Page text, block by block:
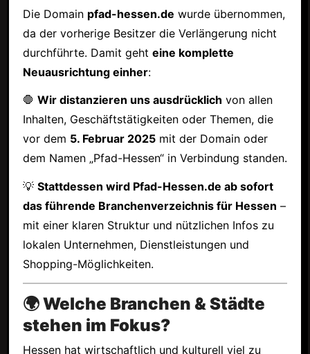
Die Domain pfad-hessen.de wurde übernommen,
da der vorherige Besitzer die Verlängerung nicht
durchführte. Damit geht eine komplette
Neuausrichtung einher:
🛑 Wir distanzieren uns ausdrücklich von allen
Inhalten, Geschäftstätigkeiten oder Themen, die
vor dem 5. Februar 2025mit der Domain oder
dem Namen „Pfad-Hessen“ in Verbindung standen.
💡 Stattdessen wird Pfad-Hessen.de ab sofort
das führende Branchenverzeichnis für Hessen –
mit einer klaren Struktur und nützlichen Infos zu
lokalen Unternehmen, Dienstleistungen und
Shopping-Möglichkeiten.
🌍 Welche Branchen & Städte
stehen im Fokus?
Hessen hat wirtschaftlich und kulturell viel zu